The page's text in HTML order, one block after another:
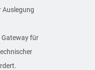
Auslegung
für